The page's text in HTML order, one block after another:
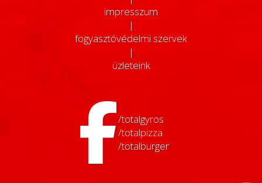
impresszum
|
fogyasztóvédelmi szervek
|
üzleteink
/totalgyros
/totalpizza
/totalburger